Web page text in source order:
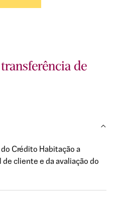
de
Crédito Habitação a
cliente e da avaliação do